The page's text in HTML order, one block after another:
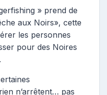
» prend de
aux Noirs», cette
les personnes
pour des Noires
n’arrêtent… pas